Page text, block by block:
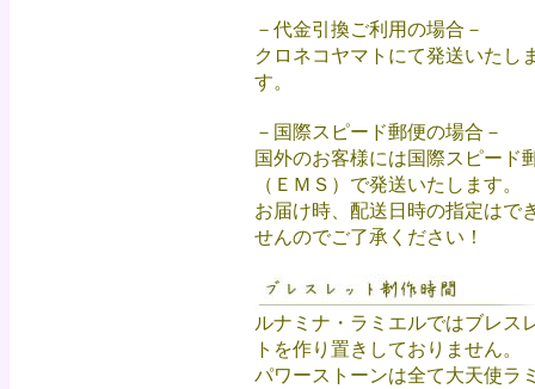
－代金引換ご利用の場合－
クロネコヤマトにて発送いたし
す。
－国際スピード郵便の場合－
国外のお客様には国際スピード
（ＥＭＳ）で発送いたします。
お届け時、配送日時の指定はで
せんのでご了承ください！
ルナミナ・ラミエルではブレス
トを作り置きしておりません。
パワーストーンは全て大天使ラ